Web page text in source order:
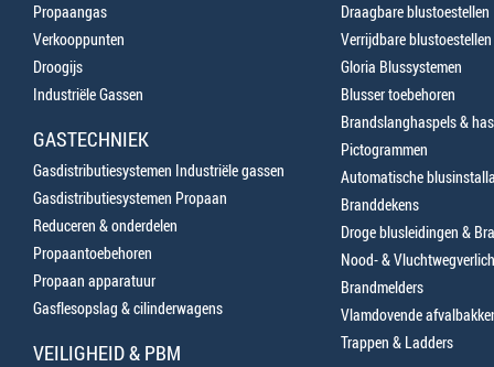
Propaangas
Verkooppunten
Droogijs
Industriële Gassen
GASTECHNIEK
Gasdistributiesystemen Industriële gassen
Gasdistributiesystemen Propaan
Reduceren & onderdelen
Propaantoebehoren
Propaan apparatuur
Gasflesopslag & cilinderwagens
VEILIGHEID & PBM
Draagbare blustoestellen
Verrijdbare blustoestellen
Gloria Blussystemen
Blusser toebehoren
Brandslanghaspels &
Pictogrammen
Automatische
Branddekens
Droge blusleidingen &
Nood- &
Brandmelders
Vlamdovende
Trappen & Ladders